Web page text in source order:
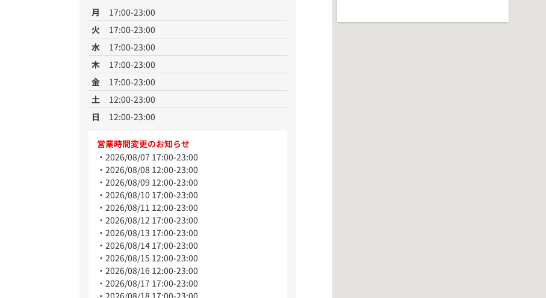
月
17:00-23:00
火
17:00-23:00
水
17:00-23:00
木
17:00-23:00
金
17:00-23:00
土
12:00-23:00
日
12:00-23:00
営業時間変更のお知らせ
2026/08/07 17:00-23:00
2026/08/08 12:00-23:00
2026/08/09 12:00-23:00
2026/08/10 17:00-23:00
2026/08/11 12:00-23:00
2026/08/12 17:00-23:00
2026/08/13 17:00-23:00
2026/08/14 17:00-23:00
2026/08/15 12:00-23:00
2026/08/16 12:00-23:00
2026/08/17 17:00-23:00
2026/08/18 17:00-23:00